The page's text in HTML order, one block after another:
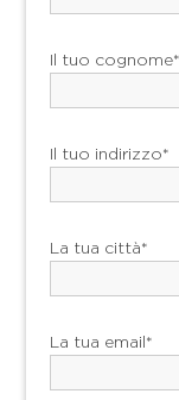
Il tuo cognome*
Il tuo indirizzo*
La tua città*
La tua email*